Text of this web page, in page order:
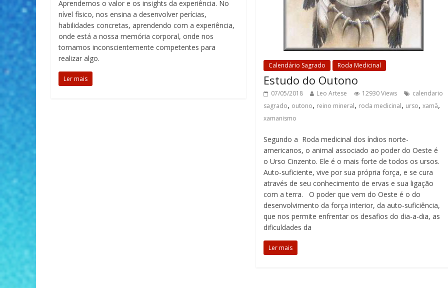
Aprendemos o valor e os insights da experiência. No
nível físico, nos ensina a desenvolver perícias,
habilidades concretas, aprendendo com a experiência,
onde está a nossa memória corporal, onde nos
tornamos inconscientemente competentes para
realizar algo.
Ler mais
Calendário Sagrado Roda Medicinal
Estudo do Outono
07/05/2018 Leo Artese 12930 Views
calendario
sagrado, outono, reino mineral, roda medicinal, urso,xamã,
xamanismo
Segundo a Roda medicinal dos índios norte-
americanos, o animal associado ao poder do Oeste é
o Urso Cinzento. Ele é o mais forte de todos os ursos.
Auto-suficiente, vive por sua própria força, e se cura
através de seu conhecimento de ervas e sua ligação
com a terra. O poder que vem do Oeste é o do
desenvolvimento da força interior, da auto-suficiência,
que nos permite enfrentar os desafios do dia-a-dia, as
dificuldades da
Ler mais